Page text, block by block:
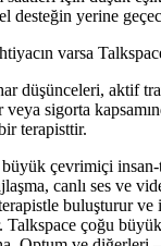
desteğin yerine
varsa
düşünceleri, aktif
sigorta
terapisttir.
çevrimiçi
canlı ses ve
buluşturur
çoğu